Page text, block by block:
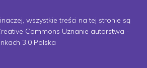
wszystkie treści na tej stronie są
Commons Uznanie autorstwa -
3.0 Polska